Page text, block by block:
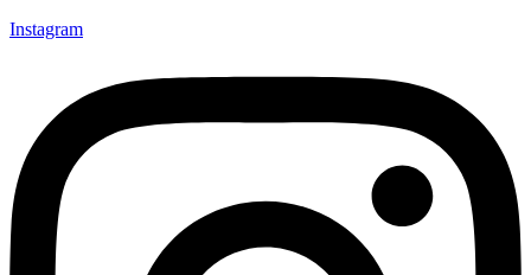
Instagram